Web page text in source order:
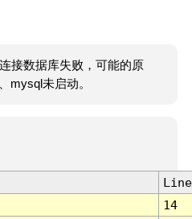
接数据库失败，可能的原
mysql未启动。
Line
14